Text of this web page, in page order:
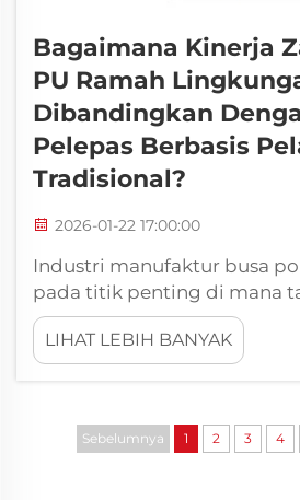
Bagaimana Kinerja
PU Ramah
Dibandingkan
Pelepas Berbasis
Tradisional?
2026-01-22 17:00:00
Industri manufaktur busa
pada titik penting di mana
lingkungan bertemu dengan
produksi. Produsen modern
tekanan yang semakin
tetap mempertahankan
LIHAT LEBIH BANYAK
Sebelumnya 1 2 3 4